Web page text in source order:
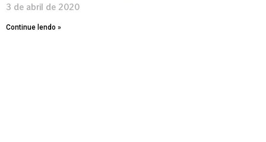
3 de abril de 2020
Continue lendo »